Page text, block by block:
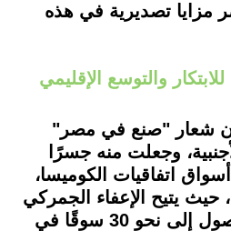
مزايا تصديرية في هذه
والتوسع الإقليمي
شعار "صنع في مصر"
وجعلت منه جسرًا
أسواق اتفاقيات الكوميسا،
حيث يتيح الإعفاء الجمركي
للمنتجات المصرية الوصول إلى نحو 30 سوقًا في